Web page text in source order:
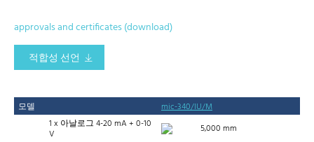
approvals and certificates (download)
적합성 선언
모델
mic-340/IU/M
1 x 아날로그 4-20 mA + 0-10
V
5,000 mm